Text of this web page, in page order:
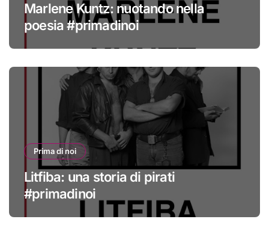
Marlene Kuntz: nuotando nella
poesia #primadinoi
Prima di noi
Litfiba: una storia di pirati
#primadinoi